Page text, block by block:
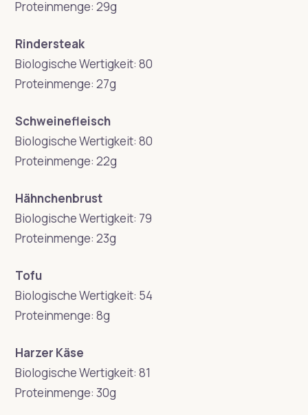
Proteinmenge: 29g
Rindersteak
Biologische Wertigkeit: 80
Proteinmenge: 27g
Schweinefleisch
Biologische Wertigkeit: 80
Proteinmenge: 22g
Hähnchenbrust
Biologische Wertigkeit: 79
Proteinmenge: 23g
Tofu
Biologische Wertigkeit: 54
Proteinmenge: 8g
Harzer Käse
Biologische Wertigkeit: 81
Proteinmenge: 30g